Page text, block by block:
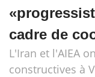
cadre de
L'Iran et l'AIEA
constructives à